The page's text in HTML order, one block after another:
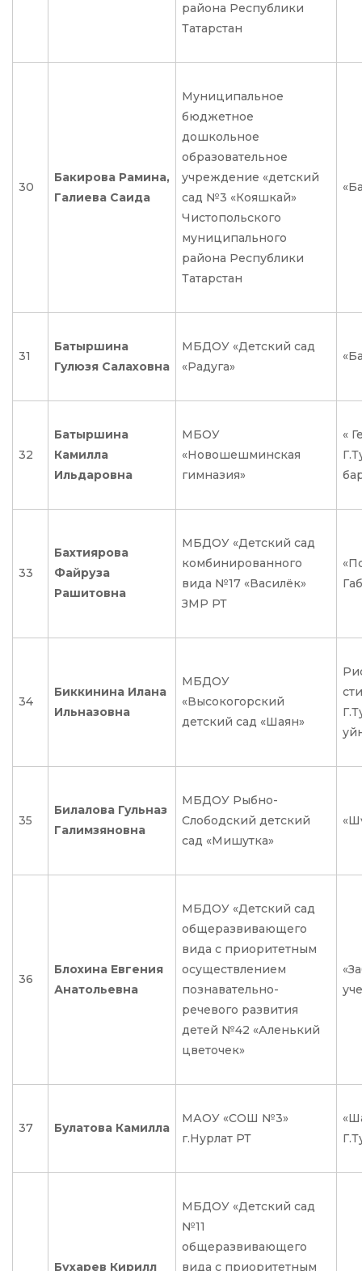
района Республики
Татарстан
30
Бакирова Рамина,
Галиева Саида
Муниципальное
бюджетное
дошкольное
образовательное
учреждение «детский
сад №3 «Кояшкай»
Чистопольского
муниципального
района Республики
Татарстан
31
Батыршина
Гулюзя Салаховна
МБДОУ «Детский сад
«Радуга»
32
Батыршина
Камилла
Ильдаровна
МБОУ
«Новошешминская
гимназия»
«
33
Бахтиярова
Файруза
Рашитовна
МБДОУ «Детский сад
комбинированного
вида №17 «Василёк»
ЗМР РТ
34
Биккинина Илана
Ильназовна
МБДОУ
«Высокогорский
детский сад «Шаян»
35
Билалова Гульназ
Галимзяновна
МБДОУ Рыбно-
Слободский детский
сад «Мишутка»
36
Блохина Евгения
Анатольевна
МБДОУ «Детский сад
общеразвивающего
вида с приоритетным
осуществлением
познавательно-
речевого развития
детей №42 «Аленький
цветочек»
37 Булатова Камилла
МАОУ «СОШ №3»
г.Нурлат РТ
Бухарев Кирилл
МБДОУ «Детский сад
№11
общеразвивающего
вида с приоритетным